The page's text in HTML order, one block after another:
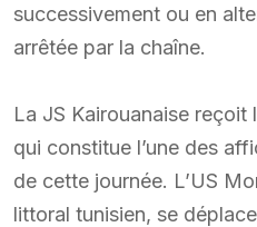
successivement ou en
arrêtée par la chaîne.
La JS Kairouanaise reçoit
qui constitue l’une des
de cette journée. L’US
littoral tunisien, se